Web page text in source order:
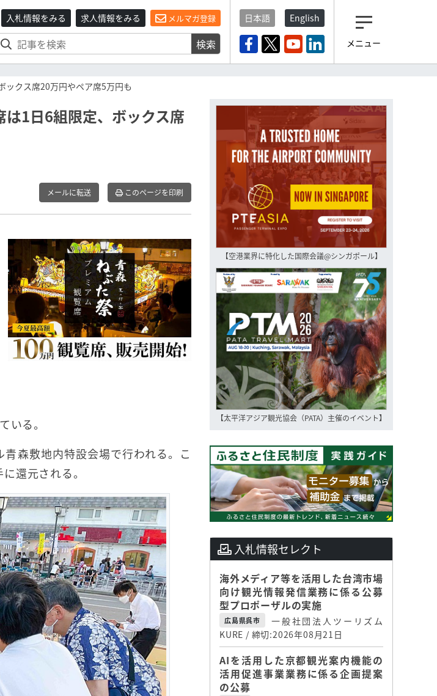
入札情報をみる 求人情報をみる メルマガ登録
検索
日本語 English
メニュー
ックス席20万円やペア席5万円も
1日6組限定、ボックス席
メールに転送 このページを印刷
いる。
森敷地内特設会場で行われる。こ
還元される。
【空港業界に特化した国際会議@シンガポール】
【太平洋アジア観光協会（PATA）主催のイベント】
入札情報セレクト
海外メディア等を活用した台湾市場
向け観光情報発信業務に係る公募
型プロポーザルの実施
広島県呉市
一般社団法人ツーリズム
KURE / 締切:2026年08月21日
AIを活用した京都観光案内機能の
活用促進事業業務に係る企画提案
の公募
観光産業ニュース「トラベ
登録済みですよね？
もし未だ登録していないなら…
いますぐ登録する